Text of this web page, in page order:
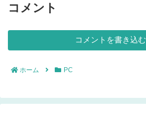
コメント
コメントを書き込む
ホーム PC